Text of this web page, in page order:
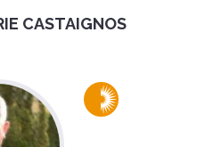
CASTAIGNOS